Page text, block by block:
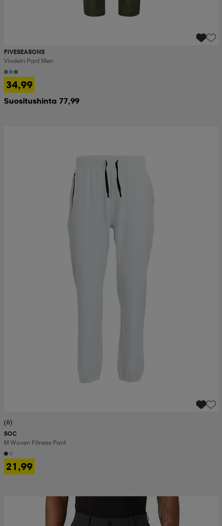
FIVESEASONS
Vindeln Pant Men
34,99
Suositushinta 77,99
(6)
SOC
M Woven Fitness Pant
21,99